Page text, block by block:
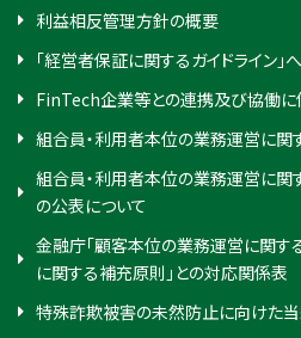
利益相反管理方針の概要
「経営者保証に関するガイドライン」
FinTech企業等との連携及び協働に
組合員・利用者本位の業務運営に関
組合員・利用者本位の業務運営に
の公表について
金融庁「顧客本位の業務運営に関す
に関する補充原則」との対応関係表
特殊詐欺被害の未然防止に向けた